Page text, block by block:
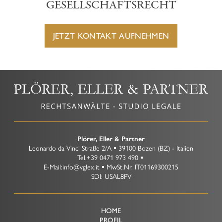
GESELLSCHAFTSRECHT
JETZT KONTAKT AUFNEHMEN
Plörer, Eller & Partner
Leonardo da Vinci Straße 2/A 39100 Bozen (BZ) - Italien
Tel.+39 0471 973 490
E-Mail:info@vglex.it MwSt.Nr. IT01169300215
SDI: USAL8PV
HOME
PROFIL